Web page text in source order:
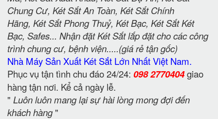
Chung Cư, Két Sắt An Toàn, Két Sắt Chính
Hãng, Két Sắt Phong Thuỷ, Két Bạc, Két Sắt Két
Bạc, Safes... Nhận đặt Két Sắt lắp đặt cho các công
trình chung cư, bệnh viện.....(giá rẻ tận gốc)
Nhà Máy Sản Xuất Két Sắt Lớn Nhất Việt Nam.
Phục vụ tận tình chu đáo 24/24: 098 2770404giao
hàng tận nơi. Kể cả ngày lễ.
" Luôn luôn mang lại sự hài lòng mong đợi đến
khách hàng"